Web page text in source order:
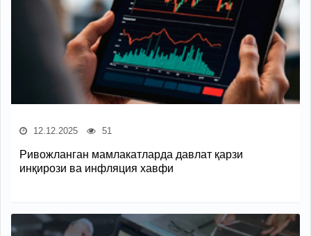
12.12.2025 51
Ривожланган мамлакатларда давлат қарзи
инқирози ва инфляция хавфи